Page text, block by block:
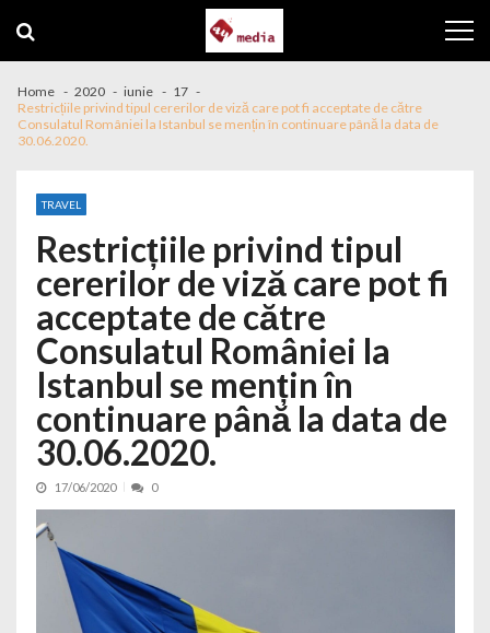
Home 2020 iunie
17
Restricțiile privind tipul cererilor de viză care pot fi acceptate de către
Consulatul României la Istanbul se mențin în continuare până la data de
30.06.2020.
TRAVEL
Restricțiile privind tipul
cererilor de viză care pot fi
acceptate de către
Consulatul României la
Istanbul se mențin în
continuare până la data de
30.06.2020.
17/06/2020 0